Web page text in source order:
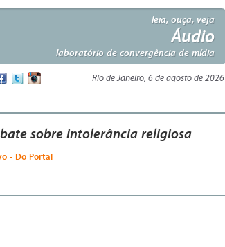
leia, ouça, veja
Áudio
laboratório de convergência de mídia
Rio de Janeiro, 6 de agosto de 2026
sobre intolerância religiosa
- Do Portal